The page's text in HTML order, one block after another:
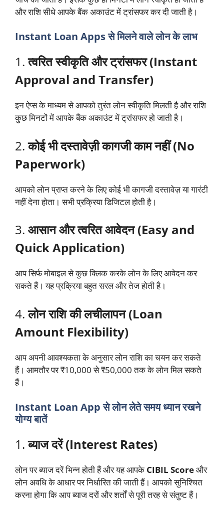
और राशि सीधे आपके बैंक अकाउंट में ट्रांसफर कर दी जाती है।
Instant Loan Apps से मिलने वाले लोन के लाभ
1.त्वरित स्वीकृति और ट्रांसफर (Instant
Approval and Transfer)
इन ऐप्स के माध्यम से आपको तुरंत लोन स्वीकृति मिलती है और राशि
कुछ मिनटों में आपके बैंक अकाउंट में ट्रांसफर हो जाती है।
2.कोई भी दस्तावेज़ी कागजी काम नहीं (No
Paperwork)
आपको लोन प्राप्त करने के लिए कोई भी कागजी दस्तावेज़ या गारंटी
नहीं देना होता। सभी प्रक्रिया डिजिटल होती है।
3. आसान और त्वरित आवेदन (Easy and
Quick Application)
आप सिर्फ मोबाइल से कुछ क्लिक करके लोन के लिए आवेदन कर
सकते हैं। यह प्रक्रिया बहुत सरल और तेज होती है।
4.लोन राशि की लचीलापन (Loan
Amount Flexibility)
आप अपनी आवश्यकता के अनुसार लोन राशि का चयन कर सकते
हैं। आमतौर पर ₹10,000 से ₹50,000 तक के लोन मिल सकते
हैं।
Instant Loan App से लोन लेते समय ध्यान रखने
योग्य बातें
1.ब्याज दरें (Interest Rates)
लोन पर ब्याज दरें भिन्न होती हैं और यह आपके CIBIL Scoreऔर
लोन अवधि के आधार पर निर्धारित की जाती हैं। आपको सुनिश्चित
करना होगा कि आप ब्याज दरों और शर्तों से पूरी तरह से संतुष्ट हैं।